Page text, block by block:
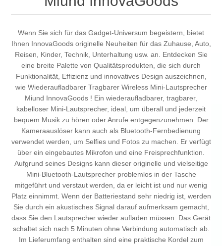
Wenn Sie sich für das Gadget-Universum begeistern, bietet
Ihnen InnovaGoods originelle Neuheiten für das Zuhause, Auto,
Reisen, Kinder, Technik, Unterhaltung usw. an. Entdecken Sie
eine breite Palette von Qualitätsprodukten, die sich durch
Funktionalität, Effizienz und innovatives Design auszeichnen,
wie Wiederaufladbarer Tragbarer Wireless Mini-Lautsprecher
Miund InnovaGoods ! Ein wiederaufladbarer, tragbarer,
kabelloser Mini-Lautsprecher, ideal, um überall und jederzeit
bequem Musik zu hören oder Anrufe entgegenzunehmen. Der
Kameraauslöser kann auch als Bluetooth-Fernbedienung
verwendet werden, um Selfies und Fotos zu machen. Er verfügt
über ein eingebautes Mikrofon und eine Freisprechfunktion.
Aufgrund seines Designs kann dieser originelle und vielseitige
Mini-Bluetooth-Lautsprecher problemlos in der Tasche
mitgeführt und verstaut werden, da er leicht ist und nur wenig
Platz einnimmt. Wenn der Batteriestand sehr niedrig ist, werden
Sie durch ein akustisches Signal darauf aufmerksam gemacht,
dass Sie den Lautsprecher wieder aufladen müssen. Das Gerät
schaltet sich nach 5 Minuten ohne Verbindung automatisch ab.
Im Lieferumfang enthalten sind eine praktische Kordel zum